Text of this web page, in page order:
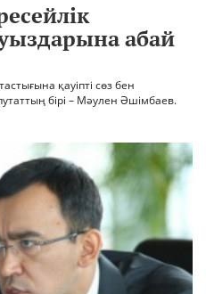
абай
қауіпті сөз бен
бірі – Мәулен Әшімбаев.